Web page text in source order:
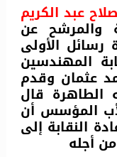
صلاح عبد الكريم
والمرشح عن
الأولى
المهندسين
عثمان وقدم
الطاهرة قال
المؤسس أن
النقابة إلى
أجله